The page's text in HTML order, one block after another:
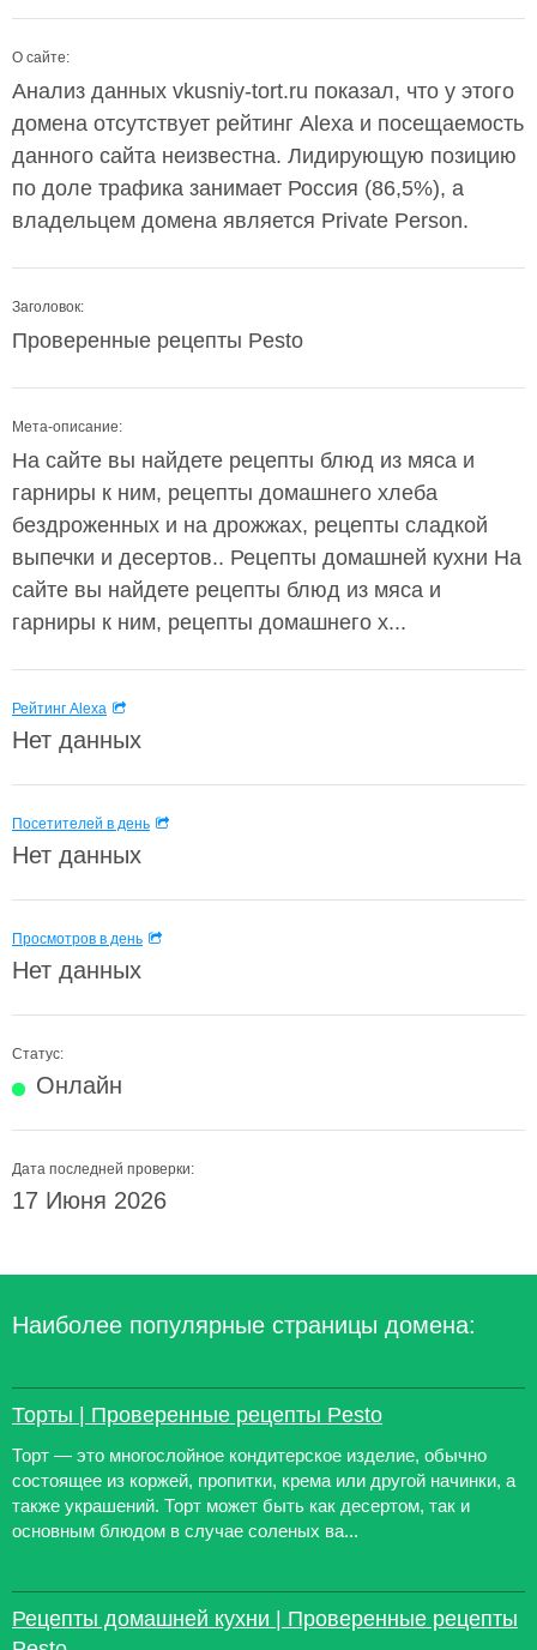
О сайте:
Анализ данных vkusniy-tort.ru показал, что у этого
домена отсутствует рейтинг Alexa и посещаемость
данного сайта неизвестна. Лидирующую позицию
по доле трафика занимает Россия (86,5%), а
владельцем домена является Private Person.
Заголовок:
Проверенные рецепты Pesto
Мета-описание:
На сайте вы найдете рецепты блюд из мяса и
гарниры к ним, рецепты домашнего хлеба
бездроженных и на дрожжах, рецепты сладкой
выпечки и десертов.. Рецепты домашней кухни На
сайте вы найдете рецепты блюд из мяса и
гарниры к ним, рецепты домашнего х...
Рейтинг Alexa
Нет данных
Посетителей в день
Нет данных
Просмотров в день
Нет данных
Статус:
Онлайн
Дата последней проверки:
17 Июня 2026
Наиболее популярные страницы домена:
Торты | Проверенные рецепты Pesto
Торт — это многослойное кондитерское изделие, обычно
состоящее из коржей, пропитки, крема или другой начинки, а
также украшений. Торт может быть как десертом, так и
основным блюдом в случае соленых ва...
Рецепты домашней кухни | Проверенные рецепты